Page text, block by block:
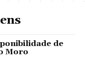
de
Moro